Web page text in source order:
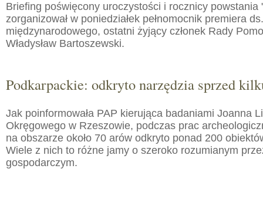
Briefing poświęcony uroczystości i rocznicy powstania
zorganizował w poniedziałek pełnomocnik premiera
międzynarodowego, ostatni żyjący członek Rady
Władysław Bartoszewski.
Podkarpackie: odkryto narzędzia sprzed
Jak poinformowała PAP kierująca badaniami Joanna
Okręgowego w Rzeszowie, podczas prac
na obszarze około 70 arów odkryto ponad 200
Wiele z nich to różne jamy o szeroko rozumianym
gospodarczym.